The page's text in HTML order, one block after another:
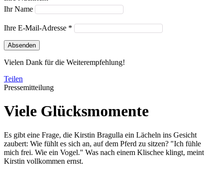
Ihr Name
Ihre E-Mail-Adresse *
Absenden
Vielen Dank für die Weiterempfehlung!
Teilen
Pressemitteilung
Viele Glücksmomente
Es gibt eine Frage, die Kirstin Bragulla ein Lächeln ins Gesicht
zaubert: Wie fühlt es sich an, auf dem Pferd zu sitzen? "Ich fühle
mich frei. Wie ein Vogel." Was nach einem Klischee klingt, meint
Kirstin vollkommen ernst.